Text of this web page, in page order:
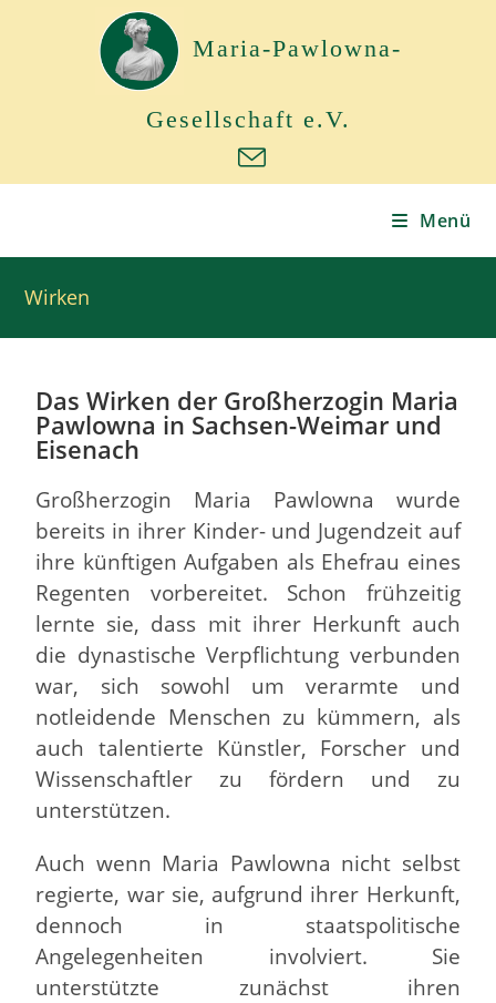
Maria-Pawlowna-
Gesellschaft e.V.
Menü
Wirken
Das Wirken der Großherzogin Maria
Pawlowna in Sachsen-Weimar und
Eisenach
Großherzogin Maria Pawlowna wurde
bereits in ihrer Kinder- und Jugendzeit auf
ihre künftigen Aufgaben als Ehefrau eines
Regenten vorbereitet. Schon frühzeitig
lernte sie, dass mit ihrer Herkunft auch
die dynastische Verpflichtung verbunden
war, sich sowohl um verarmte und
notleidende Menschen zu kümmern, als
auch talentierte Künstler, Forscher und
Wissenschaftler zu fördern und zu
unterstützen.
Auch wenn Maria Pawlowna nicht selbst
regierte, war sie, aufgrund ihrer Herkunft,
dennoch in staatspolitische
Angelegenheiten involviert. Sie
unterstützte zunächst ihren